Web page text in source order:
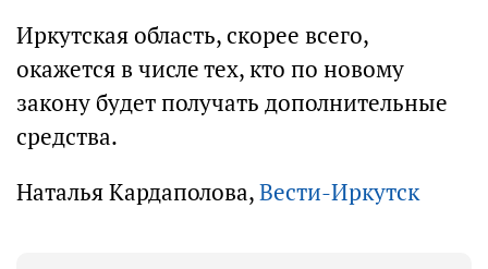
Иркутская область, скорее всего,
окажется в числе тех, кто по новому
закону будет получать дополнительные
средства.
Наталья Кардаполова,Вести-Иркутск